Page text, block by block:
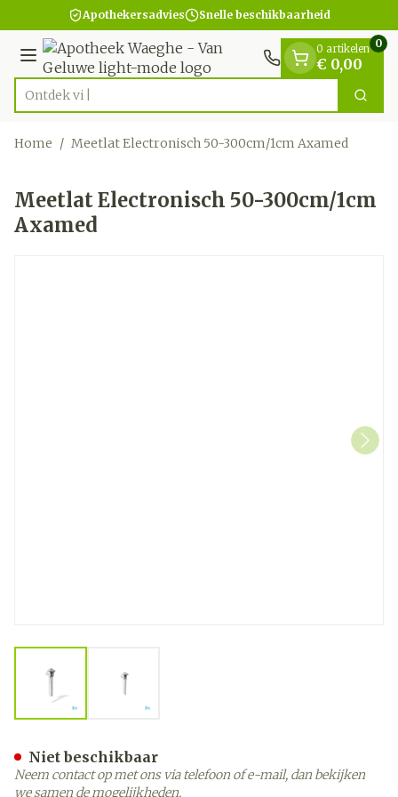
Ga naar de inhoudApothekersadvies Snelle beschikbaarheid
Menu
Product, merk, categorie...
On Zoek
0 artikelen
€ 0,00
0
Home / Meetlat Electronisch 50-300cm/1cm Axamed
Meetlat Electronisch 50-300cm/1cm
Axamed
Niet beschikbaar
Neem contact op met ons via telefoon of e-mail, dan bekijken
we samen de mogelijkheden.